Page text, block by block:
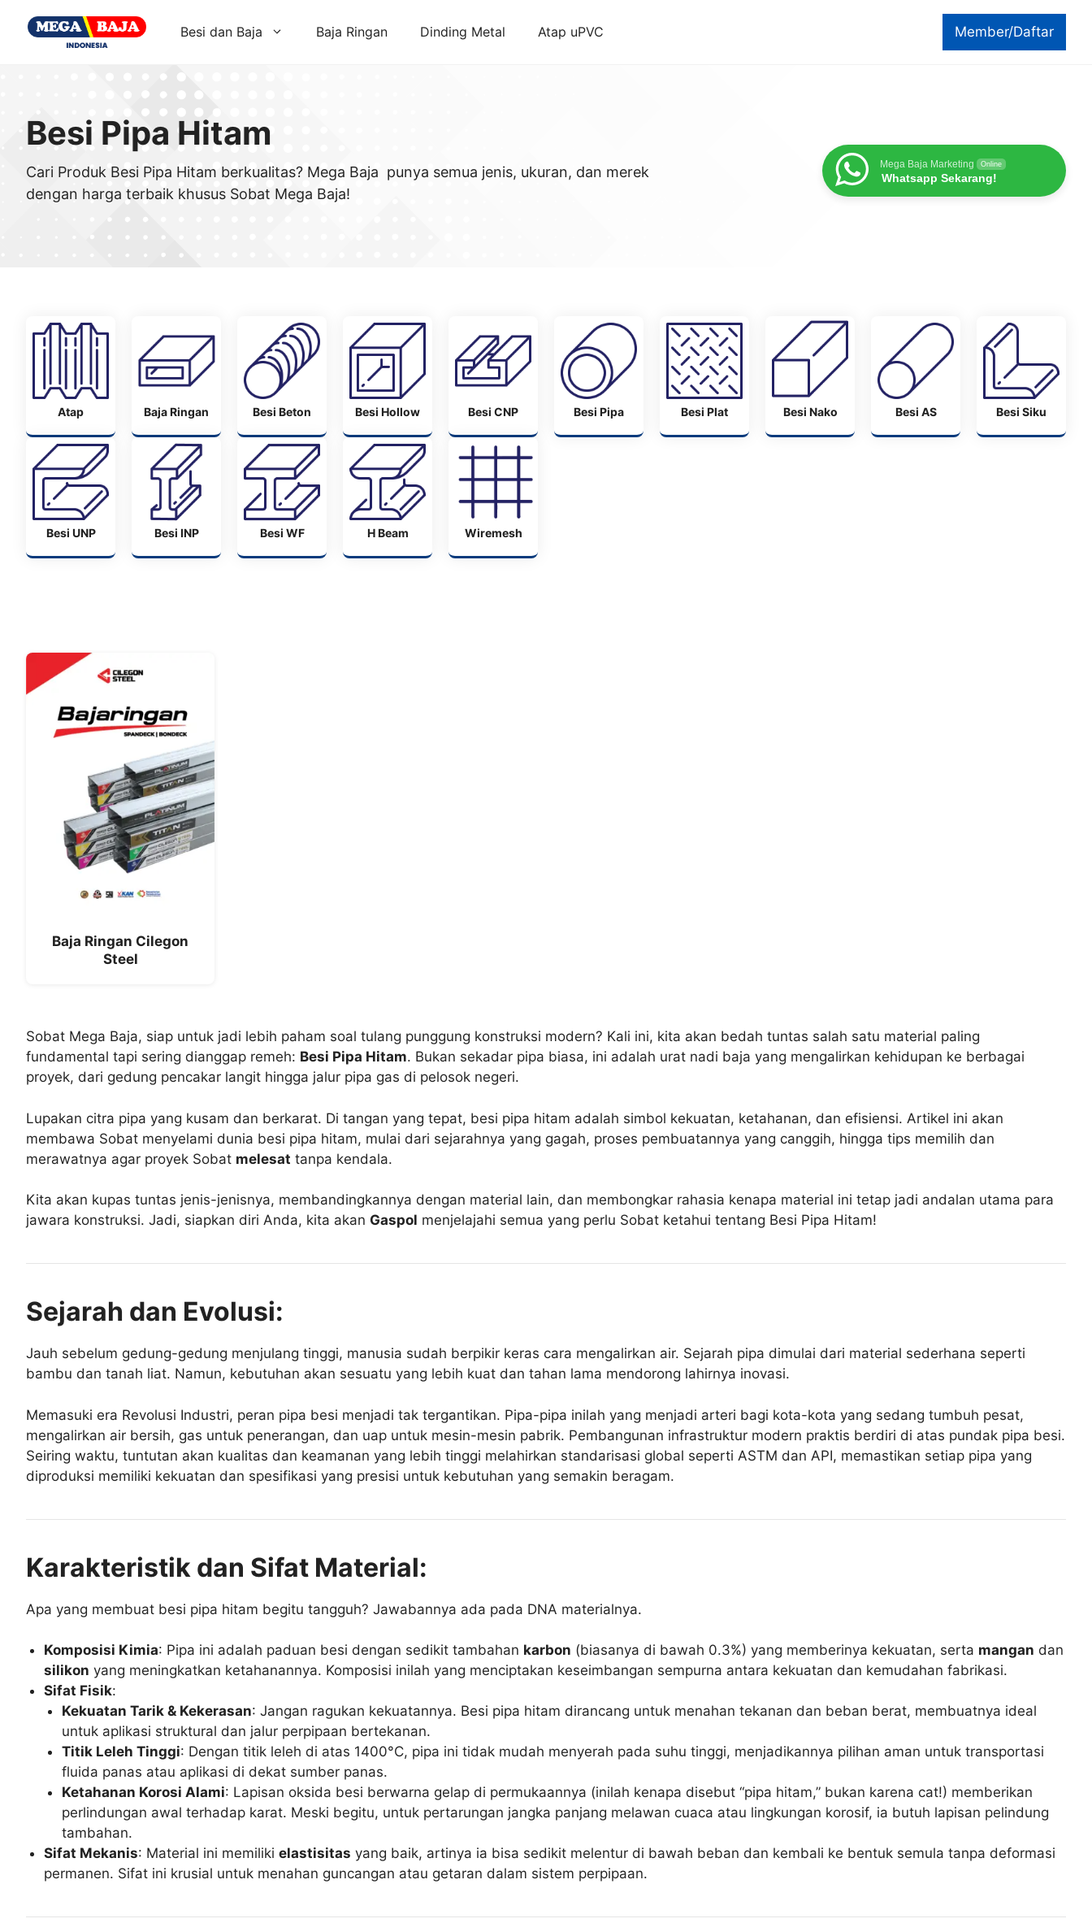
Member/Daftar
Besi dan Baja Baja Ringan Dinding Metal Atap uPVC
Besi Pipa Hitam
Cari Produk Besi Pipa Hitam berkualitas? Mega Baja punya semua jenis, ukuran, dan merek
dengan harga terbaik khusus Sobat Mega Baja!
Mega Baja Marketing Online
Whatsapp Sekarang!
Atap Baja Ringan Besi Beton Besi Hollow Besi CNP Besi Pipa Besi Plat Besi Nako Besi AS Besi Siku
Besi UNP Besi INP Besi WF H Beam Wiremesh
Baja Ringan Cilegon
Steel
Sobat Mega Baja, siap untuk jadi lebih paham soal tulang punggung konstruksi modern? Kali ini, kita akan bedah tuntas salah satu material paling
fundamental tapi sering dianggap remeh: Besi Pipa Hitam. Bukan sekadar pipa biasa, ini adalah urat nadi baja yang mengalirkan kehidupan ke berbagai
proyek, dari gedung pencakar langit hingga jalur pipa gas di pelosok negeri.
Lupakan citra pipa yang kusam dan berkarat. Di tangan yang tepat, besi pipa hitam adalah simbol kekuatan, ketahanan, dan efisiensi. Artikel ini akan
membawa Sobat menyelami dunia besi pipa hitam, mulai dari sejarahnya yang gagah, proses pembuatannya yang canggih, hingga tips memilih dan
merawatnya agar proyek Sobat melesat tanpa kendala.
Kita akan kupas tuntas jenis-jenisnya, membandingkannya dengan material lain, dan membongkar rahasia kenapa material ini tetap jadi andalan utama para
jawara konstruksi. Jadi, siapkan diri Anda, kita akan Gaspol menjelajahi semua yang perlu Sobat ketahui tentang Besi Pipa Hitam!
Sejarah dan Evolusi:
Jauh sebelum gedung-gedung menjulang tinggi, manusia sudah berpikir keras cara mengalirkan air. Sejarah pipa dimulai dari material sederhana seperti
bambu dan tanah liat. Namun, kebutuhan akan sesuatu yang lebih kuat dan tahan lama mendorong lahirnya inovasi.
Memasuki era Revolusi Industri, peran pipa besi menjadi tak tergantikan. Pipa-pipa inilah yang menjadi arteri bagi kota-kota yang sedang tumbuh pesat,
mengalirkan air bersih, gas untuk penerangan, dan uap untuk mesin-mesin pabrik. Pembangunan infrastruktur modern praktis berdiri di atas pundak pipa besi.
Seiring waktu, tuntutan akan kualitas dan keamanan yang lebih tinggi melahirkan standarisasi global seperti ASTM dan API, memastikan setiap pipa yang
diproduksi memiliki kekuatan dan spesifikasi yang presisi untuk kebutuhan yang semakin beragam.
Karakteristik dan Sifat Material:
Apa yang membuat besi pipa hitam begitu tangguh? Jawabannya ada pada DNA materialnya.
Komposisi Kimia: Pipa ini adalah paduan besi dengan sedikit tambahan karbon (biasanya di bawah 0.3%) yang memberinya kekuatan, serta mangan dan
silikon yang meningkatkan ketahanannya. Komposisi inilah yang menciptakan keseimbangan sempurna antara kekuatan dan kemudahan fabrikasi.
Sifat Fisik:
Kekuatan Tarik & Kekerasan: Jangan ragukan kekuatannya. Besi pipa hitam dirancang untuk menahan tekanan dan beban berat, membuatnya ideal
untuk aplikasi struktural dan jalur perpipaan bertekanan.
Titik Leleh Tinggi: Dengan titik leleh di atas 1400°C, pipa ini tidak mudah menyerah pada suhu tinggi, menjadikannya pilihan aman untuk transportasi
fluida panas atau aplikasi di dekat sumber panas.
Ketahanan Korosi Alami: Lapisan oksida besi berwarna gelap di permukaannya (inilah kenapa disebut “pipa hitam,” bukan karena cat!) memberikan
perlindungan awal terhadap karat. Meski begitu, untuk pertarungan jangka panjang melawan cuaca atau lingkungan korosif, ia butuh lapisan pelindung
tambahan.
Sifat Mekanis: Material ini memilikielastisitas yang baik, artinya ia bisa sedikit melentur di bawah beban dan kembali ke bentuk semula tanpa deformasi
permanen. Sifat ini krusial untuk menahan guncangan atau getaran dalam sistem perpipaan.